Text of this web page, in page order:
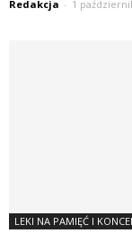
Redakcja - 1
LEKI NA PAMIĘĆ I